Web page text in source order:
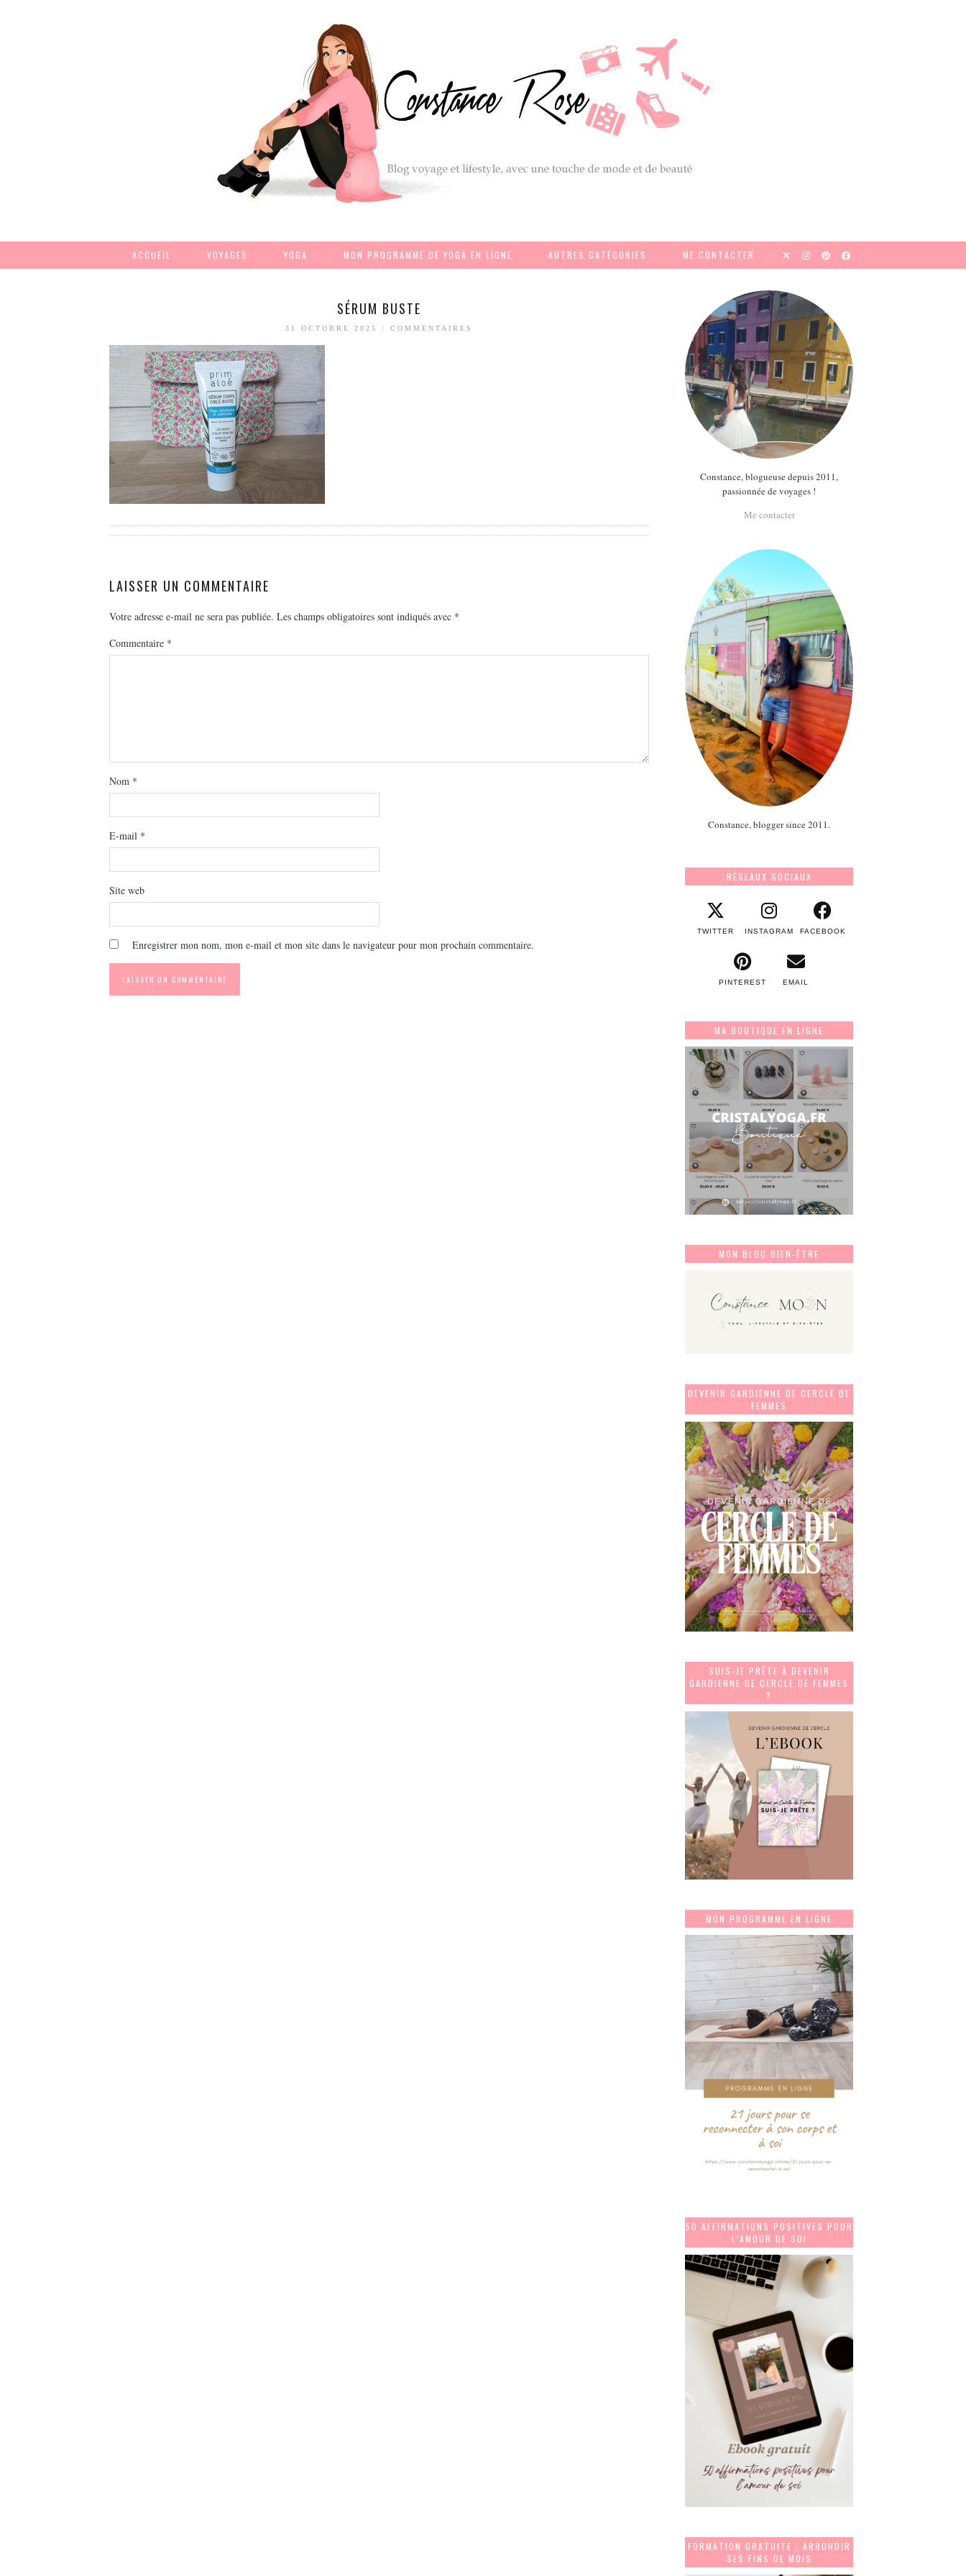
ACCUEIL VOYAGES YOGA MON PROGRAMME DE YOGA EN LIGNE AUTRES CATÉGORIES ME CONTACTER
SÉRUM BUSTE
31 OCTOBRE 2025 /COMMENTAIRES
LAISSER UN COMMENTAIRE
Votre adresse e-mail ne sera pas publiée. Les champs obligatoires sont indiqués avec *
Commentaire *
Nom *
E-mail *
Site web
Enregistrer mon nom, mon e-mail et mon site dans le navigateur pour mon prochain commentaire.
Constance, blogueuse depuis 2011,
passionnée de voyages !
Me contacter
Constance, blogger since 2011.
RÉSEAUX SOCIAUX
TWITTER INSTAGRAM FACEBOOK
PINTEREST EMAIL
MA BOUTIQUE EN LIGNE
MON BLOG BIEN-ÊTRE
DEVENIR GARDIENNE DE CERCLE DE
FEMMES
SUIS-JE PRÊTE À DEVENIR
GARDIENNE DE CERCLE DE FEMMES
?
MON PROGRAMME EN LIGNE
50 AFFIRMATIONS POSITIVES POUR
L’AMOUR DE SOI
FORMATION GRATUITE : ARRONDIR
SES FINS DE MOIS